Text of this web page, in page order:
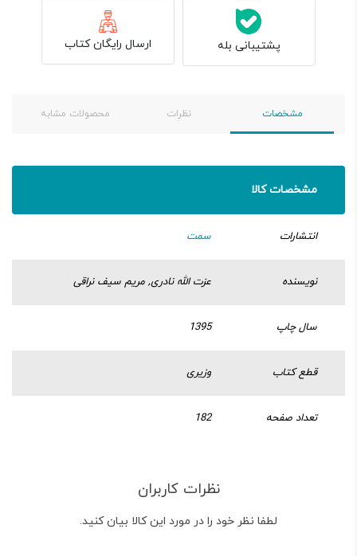
پشتیبانی بله ارسال رایگان کتاب
مشخصات نظرات محصولات مشابه
مشخصات کالا
انتشارات سمت
نویسنده عزت الله نادری, مریم سیف نراقی
سال چاپ 1395
قطع کتاب وزیری
تعداد صفحه 182
نظرات کاربران
لطفا نظر خود را در مورد این کالا بیان کنید.